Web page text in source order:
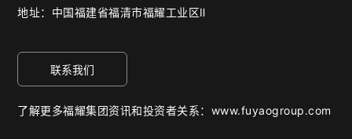
地址： 中国福建省福清市福耀工业区Ⅱ
联系我们
了解更多福耀集团资讯和投资者关系：www.fuyaogroup.com